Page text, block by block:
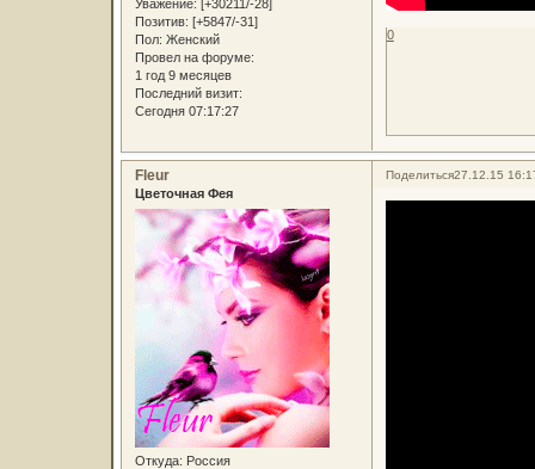
Уважение: [+30211/-28]
Позитив: [+5847/-31]
Пол: Женский
Провел на форуме:
1 год 9 месяцев
Последний визит:
Сегодня 07:17:27
0
Поделиться27.12.15
Fleur
Цветочная Фея
Откуда: Россия